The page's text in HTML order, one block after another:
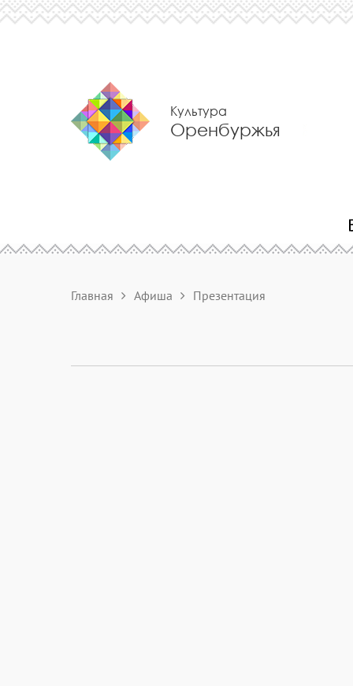
Культура
Оренбуржья
Главная Афиша Презентация